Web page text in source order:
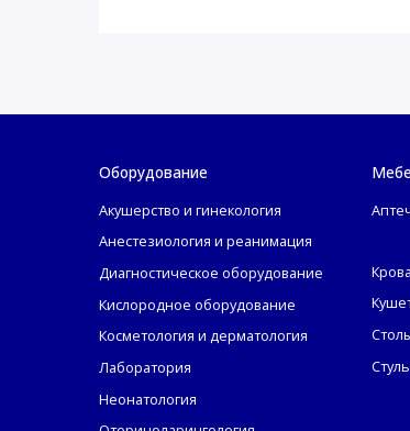
Оборудование
Акушерство и гинекология
Анестезиология и реанимация
Диагностическое оборудование
Кислородное оборудование
Косметология и дерматология
Лаборатория
Неонатология